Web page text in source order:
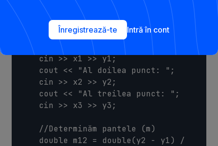
Înregistrează-te Intră în cont
celor trei puncte
    int x1, y1, x2, y2, x3, y3;
    cout << "Primul punct: ";